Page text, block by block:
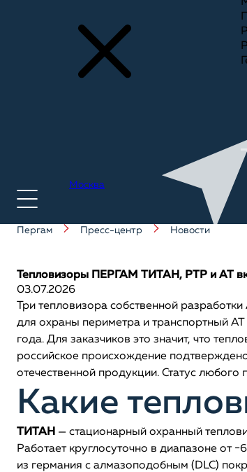
Москва
Пергам Пресс-центр Новости
Тепловизоры ПЕРГАМ ТИТАН, РТР и АТ
03.07.2026
Три тепловизора собственной
для охраны периметра и транспортный
года. Для заказчиков это значит, что
российское происхождение
отечественной продукции. Статус
Какие
ТИТАН — стационарный охранный
Работает круглосуточно в диапазоне от
из германия с алмазоподобным (DLC)